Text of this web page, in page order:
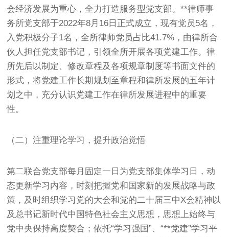
会经济发展为重心，全力打造服务型党支部。**律师事
务所党支部于2022年8月16日正式成立，现有党员5名，
入党积极分子1名，全所律师党员占比41.7%，由律所合
伙人担任党支部书记，引领全所开展各项党建工作。律
所先后以制定、修改章程及各项规章制度等书面文件的
形式，将党建工作长期规划至章程和律所发展的五年计
划之中，充分认识党建工作在律所发展进程中的重要
性。
（二）注重理论学习，提升政治觉悟
第二联合党支部每月固定一日为党支部集体学习日，动
态更新学习内容，时刻把握党和国家新的发展战略与政
策，及时组织学习党的大会和党的二十届三中X会精神以
及总书记新时代中国特色社会主义思想，思想上始终与
党中央保持高度契合；依托“学习强国”、“**党建”学习平